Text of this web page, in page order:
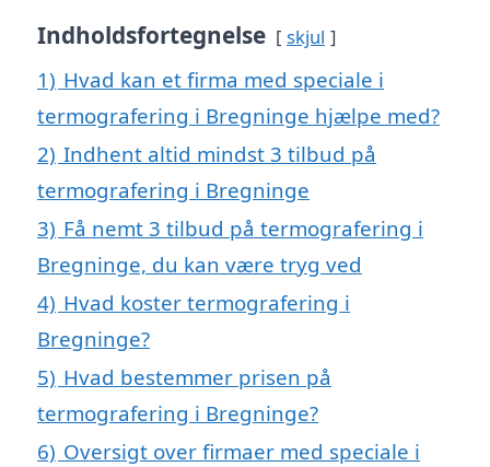
Indholdsfortegnelse skjul
1) Hvad kan et firma med speciale i
termografering i Bregninge hjælpe med?
2) Indhent altid mindst 3 tilbud på
termografering i Bregninge
3) Få nemt 3 tilbud på termografering i
Bregninge, du kan være tryg ved
4) Hvad koster termografering i
Bregninge?
5) Hvad bestemmer prisen på
termografering i Bregninge?
6) Oversigt over firmaer med speciale i